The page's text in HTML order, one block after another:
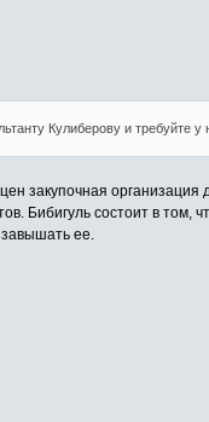
Кулиберову и требуйте
закупочная организация
Бибигуль состоит в том,
завышать ее.